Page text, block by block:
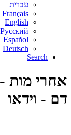
עברית
Français
English
Русский
Español
Deutsch
Search
אחרי מות
דם - וידאו